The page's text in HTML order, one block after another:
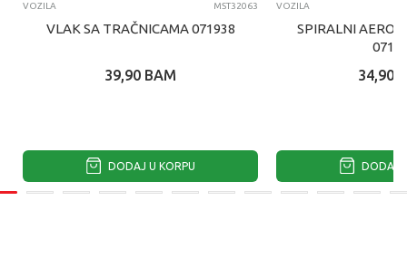
VOZILA MST32063
VLAK SA TRAČNICAMA 071938
39,90 BAM
DODAJ U KORPU
VOZILA
SPIRALNI
34,90
DODAJ